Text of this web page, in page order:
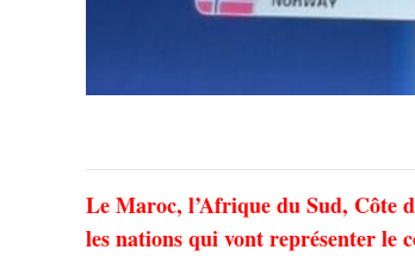
Le Maroc, l’Afrique du Sud, Côte
les nations qui vont représenter le